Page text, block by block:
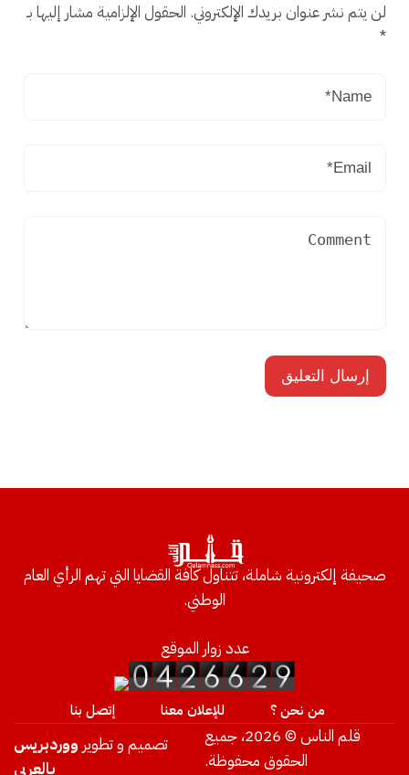
لن يتم نشر عنوان بريدك الإلكتروني. الحقول الإلزامية مشار إليها بـ
*
صحيفة إلكترونية شاملة، تتناول كافة القضايا التي تهم الرأي العام
الوطني.
عدد زوار الموقع
من نحن ؟ للإعلان معنا إتصل بنا
قلم الناس © 2026، جميع
الحقوق محفوظة.
تصميم و تطوير ووردبريس
بالعربي